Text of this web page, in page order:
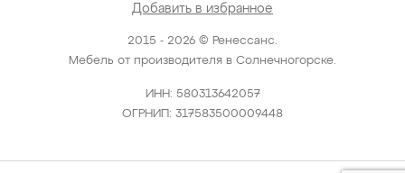
2015 - 2026 © Ренессанс.
Мебель от производителя в Солнечногорске.
ИНН: 580313642057
ОГРНИП: 317583500009448
Добавить в избранное